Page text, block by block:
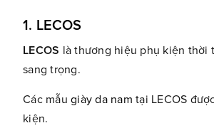
1. LECOS
LECOS là thương hiệu phụ kiện thời
sang trọng.
Các mẫu giày da nam tại LECOS
kiện.